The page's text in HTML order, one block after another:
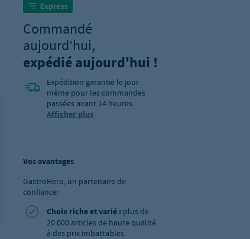
Commandé
aujourd'hui,
expédié aujourd'hui !
Expédition garantie le jour
même pour les commandes
passées avant 14 heures.
Afficher plus
Vos avantages
GastroHero, un partenaire de
confiance:
Choix riche et varié : plus de
20.000 articles de haute qualité
à des prix imbattables